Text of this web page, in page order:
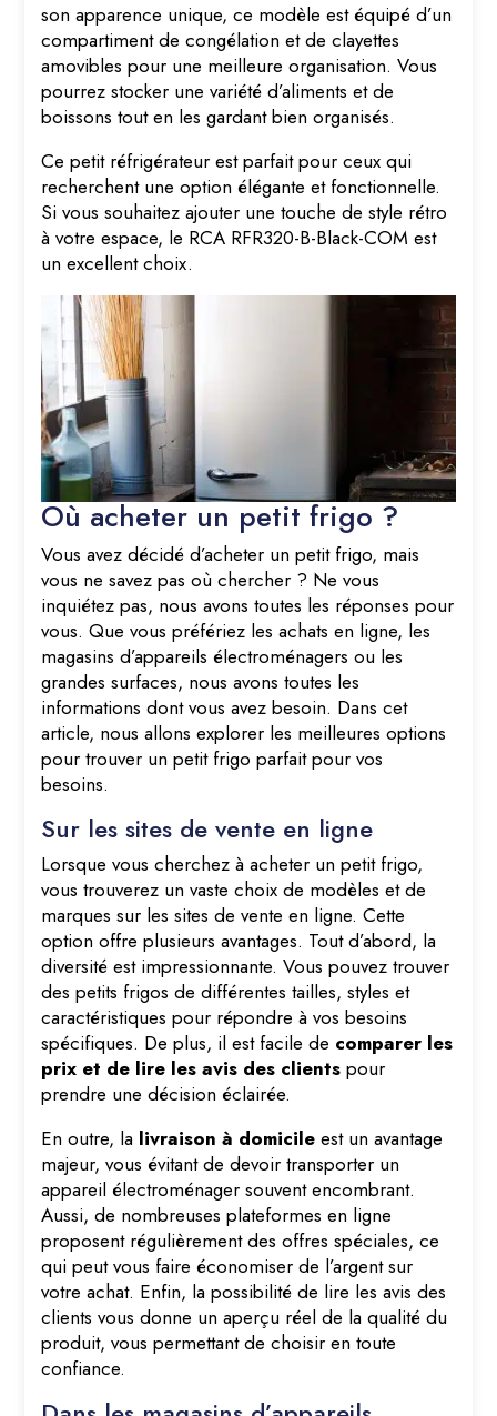
son apparence unique, ce modèle est équipé d’un
compartiment de congélation et de clayettes
amovibles pour une meilleure organisation. Vous
pourrez stocker une variété d’aliments et de
boissons tout en les gardant bien organisés.
Ce petit réfrigérateur est parfait pour ceux qui
recherchent une option élégante et fonctionnelle.
Si vous souhaitez ajouter une touche de style rétro
à votre espace, le RCA RFR320-B-Black-COM est
un excellent choix.
Où acheter un petit frigo ?
Vous avez décidé d’acheter un petit frigo, mais
vous ne savez pas où chercher ? Ne vous
inquiétez pas, nous avons toutes les réponses pour
vous. Que vous préfériez les achats en ligne, les
magasins d’appareils électroménagers ou les
grandes surfaces, nous avons toutes les
informations dont vous avez besoin. Dans cet
article, nous allons explorer les meilleures options
pour trouver un petit frigo parfait pour vos
besoins.
Sur les sites de vente en ligne
Lorsque vous cherchez à acheter un petit frigo,
vous trouverez un vaste choix de modèles et de
marques sur les sites de vente en ligne. Cette
option offre plusieurs avantages. Tout d’abord, la
diversité est impressionnante. Vous pouvez trouver
des petits frigos de différentes tailles, styles et
caractéristiques pour répondre à vos besoins
spécifiques. De plus, il est facile de comparer les
prix et de lire les avis des clients pour
prendre une décision éclairée.
En outre, la livraison à domicile est un avantage
majeur, vous évitant de devoir transporter un
appareil électroménager souvent encombrant.
Aussi, de nombreuses plateformes en ligne
proposent régulièrement des offres spéciales, ce
qui peut vous faire économiser de l’argent sur
votre achat. Enfin, la possibilité de lire les avis des
clients vous donne un aperçu réel de la qualité du
produit, vous permettant de choisir en toute
confiance.